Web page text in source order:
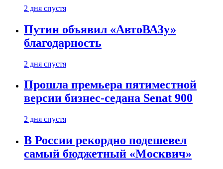
2 дня спустя
Путин объявил «АвтоВАЗу»
благодарность
2 дня спустя
Прошла премьера пятиместной
версии бизнес-седана Senat 900
2 дня спустя
В России рекордно подешевел
самый бюджетный «Москвич»